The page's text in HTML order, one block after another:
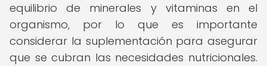
equilibrio de minerales y vitaminas en el
organismo, por lo que es importante
considerar la suplementación para asegurar
que se cubran las necesidades nutricionales.